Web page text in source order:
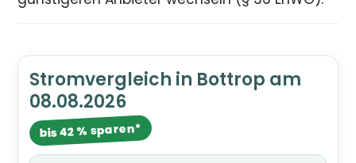
Stromvergleich in Bottrop am
08.08.2026
bis 42 % sparen*